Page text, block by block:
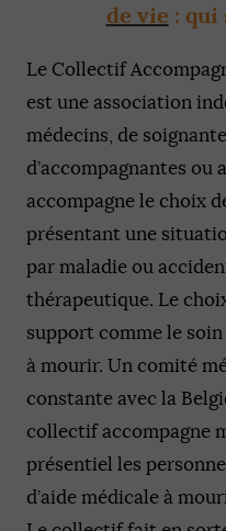
de vie : qui
Le Collectif
est une association
médecins, de
d’accompagnantes ou
accompagne le choix
présentant une
par maladie ou
thérapeutique. Le
support comme le
à mourir. Un comité
constante avec la
collectif accompagne
présentiel les
d’aide médicale à